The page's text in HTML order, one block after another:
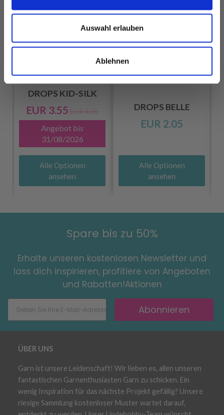
Auswahl erlauben
Ablehnen
DROPS KID-SILK
EUR 3.55 EUR 4.75
Angebot bis
31/08/2026
Alle Optionen
ansehen
DROPS BELLE
EUR 2.05
Alle Optionen
ansehen
Spare bis zu 50%
Erhalte unseren kostenlosen Newsletter und
lass dich inspirieren, profitiere von Angeboten
und Rabatten!Aktionen
Abonnieren
ÜBER UNS
Garn ist unsere Leidenschaft! Wir lieben es, allen unseren
fantastischen Garnenthusiasten Garn zu schicken. Ein
wenig Inspiration für das nächste Projekt gefällig? Unsere
riesige Sammlung kostenloser Muster wartet darauf,